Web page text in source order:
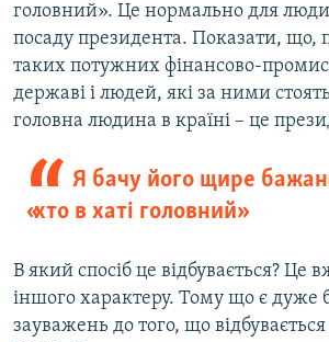
головний». Це нормально для
посаду президента. Показати, що,
таких потужних фінансово-
державі і людей, які за ними
головна людина в країні – це
Я бачу його щире
«хто в хаті головний»
В який спосіб це відбувається? Це
іншого характеру. Тому що є дуже
зауважень до того, що